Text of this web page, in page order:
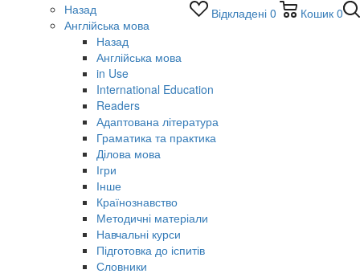
Відкладені 0 Кошик 0
Назад
Англійська мова
Назад
Англійська мова
in Use
International Education
Readers
Адаптована література
Граматика та практика
Ділова мова
Ігри
Інше
Країнознавство
Методичні матеріали
Навчальні курси
Підготовка до іспитів
Словники